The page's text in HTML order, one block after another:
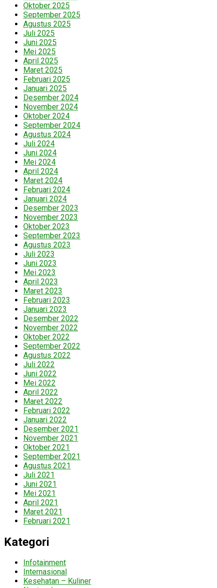
Oktober 2025
September 2025
Agustus 2025
Juli 2025
Juni 2025
Mei 2025
April 2025
Maret 2025
Februari 2025
Januari 2025
Desember 2024
November 2024
Oktober 2024
September 2024
Agustus 2024
Juli 2024
Juni 2024
Mei 2024
April 2024
Maret 2024
Februari 2024
Januari 2024
Desember 2023
November 2023
Oktober 2023
September 2023
Agustus 2023
Juli 2023
Juni 2023
Mei 2023
April 2023
Maret 2023
Februari 2023
Januari 2023
Desember 2022
November 2022
Oktober 2022
September 2022
Agustus 2022
Juli 2022
Juni 2022
Mei 2022
April 2022
Maret 2022
Februari 2022
Januari 2022
Desember 2021
November 2021
Oktober 2021
September 2021
Agustus 2021
Juli 2021
Juni 2021
Mei 2021
April 2021
Maret 2021
Februari 2021
Kategori
Infotainment
Internasional
Kesehatan – Kuliner